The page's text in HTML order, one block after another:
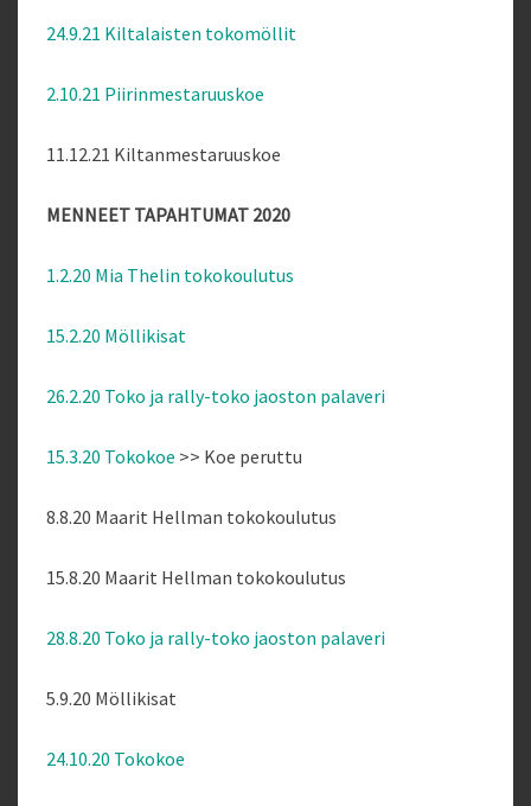
24.9.21 Kiltalaisten tokomöllit
2.10.21 Piirinmestaruuskoe
11.12.21 Kiltanmestaruuskoe
MENNEET TAPAHTUMAT 2020
1.2.20 Mia Thelin tokokoulutus
15.2.20 Möllikisat
26.2.20 Toko ja rally-toko jaoston palaveri
15.3.20 Tokokoe >> Koe peruttu
8.8.20 Maarit Hellman tokokoulutus
15.8.20 Maarit Hellman tokokoulutus
28.8.20 Toko ja rally-toko jaoston palaveri
5.9.20 Möllikisat
24.10.20 Tokokoe